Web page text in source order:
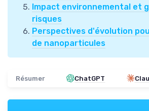
Impact environnemental et
risques
Perspectives d'évolution
de nanoparticules
Résumer ChatGPT